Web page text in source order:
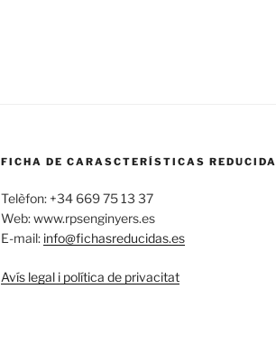
FICHA DE CARASCTERÍSTICAS REDUCIDA
Telèfon: +34 669 75 13 37
Web: www.rpsenginyers.es
E-mail: info@fichasreducidas.es
Avís legal i política de privacitat